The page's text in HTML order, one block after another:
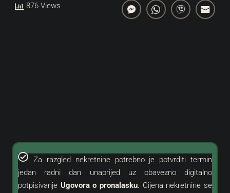
876 Views
Za razgled nekretnine potrebno je potvrditi termin
jedan radni dan unaprijed uz obavezno digitalno
potpisivanje Ugovora o pronalasku. Cijena nekretnine se